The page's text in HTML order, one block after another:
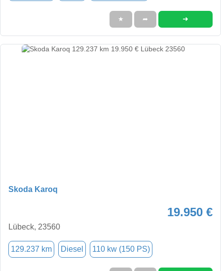
★ ➦ ➜
Skoda Karoq
19.950 €
Lübeck, 23560
129.237 km Diesel 110 kw (150 PS)